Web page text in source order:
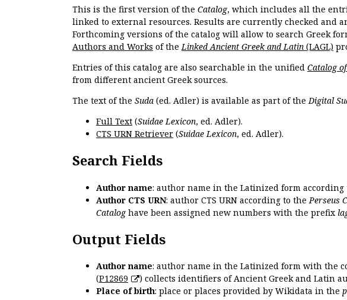
This is the first version of the Catalog, which includes all the
linked to external resources. Results are currently checked and
Forthcoming versions of the catalog will allow to search Greek
Authors and Works of theLinked Ancient Greek and Latin (LAGL)
Entries of this catalog are also searchable in the unified Catalog
from different ancient Greek sources.
The text of the Suda (ed. Adler) is available as part of theDigital
Full Text (Suidae Lexicon, ed. Adler).
CTS URN Retriever (Suidae Lexicon, ed. Adler).
Search Fields
Author name: author name in the Latinized form according
Author CTS URN: author CTS URN according to the Perseus
Cataloghave been assigned new numbers with the prefix
Output Fields
Author name: author name in the Latinized form with the
(P12869
) collects identifiers of Ancient Greek and Latin
Place of birth: place or places provided by Wikidata in the